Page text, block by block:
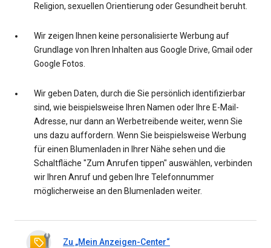
Religion, sexuellen Orientierung oder Gesundheit beruht.
Wir zeigen Ihnen keine personalisierte Werbung auf
Grundlage von Ihren Inhalten aus Google Drive, Gmail oder
Google Fotos.
Wir geben Daten, durch die Sie persönlich identifizierbar
sind, wie beispielsweise Ihren Namen oder Ihre E-Mail-
Adresse, nur dann an Werbetreibende weiter, wenn Sie
uns dazu auffordern. Wenn Sie beispielsweise Werbung
für einen Blumenladen in Ihrer Nähe sehen und die
Schaltfläche "Zum Anrufen tippen" auswählen, verbinden
wir Ihren Anruf und geben Ihre Telefonnummer
möglicherweise an den Blumenladen weiter.
Zu „Mein Anzeigen-Center“